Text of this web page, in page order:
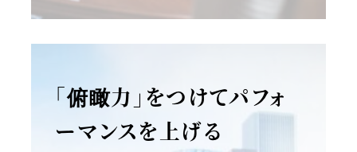
「俯瞰力」をつけてパフォ
ーマンスを上げる